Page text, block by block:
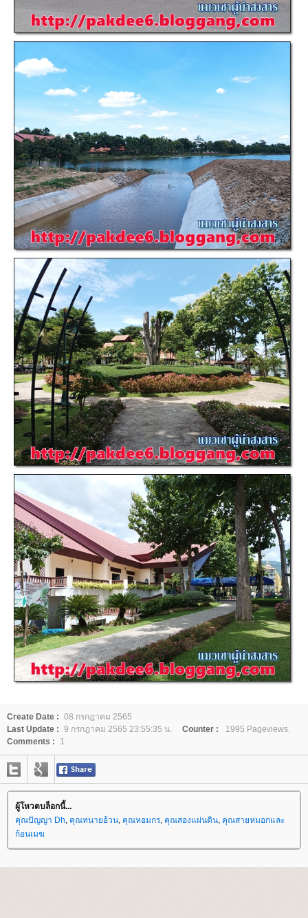
Create Date : 08 กรกฎาคม 2565
Last Update : 9 กรกฎาคม 2565 23:55:35 น. Counter :
1995 Pageviews.
Comments :
1
ผู้โหวตบล็อกนี้...
คุณปัญญา Dh, คุณทนายอ้วน, คุณหอมกร, คุณสองแผ่นดิน, คุณสายหมอกและ
ก้อนเมฆ